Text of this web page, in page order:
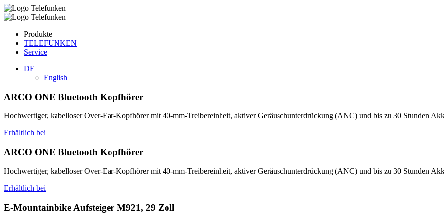
Produkte
TELEFUNKEN
Service
DE
English
ARCO ONE Bluetooth Kopfhörer
Hochwertiger, kabelloser Over-Ear-Kopfhörer mit 40-mm-Treibereinheit, aktiver Geräuschunterdrückung (ANC) und bis zu 30 Stunden
Erhältlich bei
ARCO ONE Bluetooth Kopfhörer
Hochwertiger, kabelloser Over-Ear-Kopfhörer mit 40-mm-Treibereinheit, aktiver Geräuschunterdrückung (ANC) und bis zu 30 Stunden
Erhältlich bei
E-Mountainbike Aufsteiger M921, 29 Zoll